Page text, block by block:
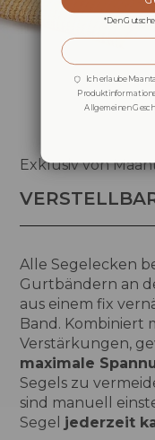
Exklusiv von
Alle Segelecken
Gurtbändern an
aus einem fix
Band. Kombiniert
Verstärkungen,
maximale
Segels zu
sind manuell
Segel jederzeit
*Den
Ich erlaube
Allgemeinen